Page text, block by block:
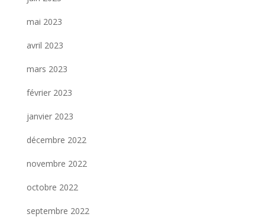
mai 2023
avril 2023
mars 2023
février 2023
janvier 2023
décembre 2022
novembre 2022
octobre 2022
septembre 2022